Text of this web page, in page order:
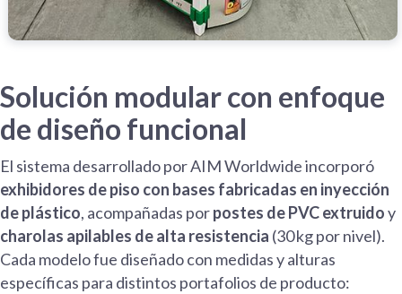
Solución modular con enfoque
de diseño funcional
El sistema desarrollado por AIM Worldwide incorporó
exhibidores de piso con bases fabricadas en inyección
de plástico, acompañadas porpostes de PVC extruidoy
charolas apilables de alta resistencia (30 kg por nivel).
Cada modelo fue diseñado con medidas y alturas
específicas para distintos portafolios de producto: